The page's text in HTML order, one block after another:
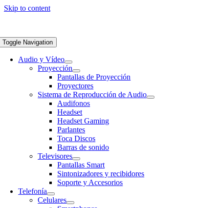
Skip to content
Toggle Navigation
Audio y Vídeo
Proyección
Pantallas de Proyección
Proyectores
Sistema de Reproducción de Audio
Audifonos
Headset
Headset Gaming
Parlantes
Toca Discos
Barras de sonido
Televisores
Pantallas Smart
Sintonizadores y recibidores
Soporte y Accesorios
Telefonía
Celulares